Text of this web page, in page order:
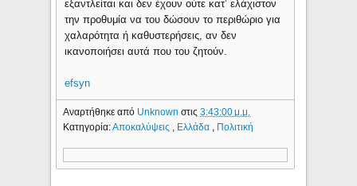
εξαντλείται και δεν έχουν ούτε κατ’ ελάχιστον
την προθυμία να του δώσουν το περιθώριο για
χαλαρότητα ή καθυστερήσεις, αν δεν
ικανοποιήσει αυτά που του ζητούν.
efsyn
Αναρτήθηκε από Unknownστις3:43:00 μ.μ.
Κατηγορία:Αποκαλύψεις , Ελλάδα , Πολιτική